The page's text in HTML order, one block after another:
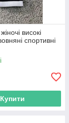
високі
спортивні
Купити